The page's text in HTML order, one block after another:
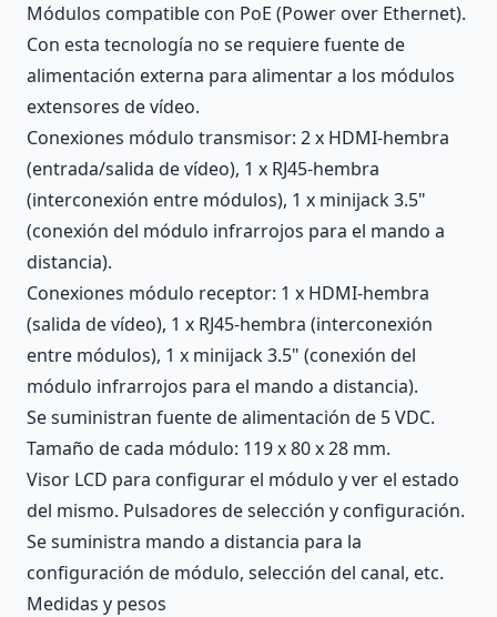
Módulos compatible con PoE (Power over Ethernet).
Con esta tecnología no se requiere fuente de
alimentación externa para alimentar a los módulos
extensores de vídeo.
Conexiones módulo transmisor: 2 x HDMI-hembra
(entrada/salida de vídeo), 1 x RJ45-hembra
(interconexión entre módulos), 1 x minijack 3.5"
(conexión del módulo infrarrojos para el mando a
distancia).
Conexiones módulo receptor: 1 x HDMI-hembra
(salida de vídeo), 1 x RJ45-hembra (interconexión
entre módulos), 1 x minijack 3.5" (conexión del
módulo infrarrojos para el mando a distancia).
Se suministran fuente de alimentación de 5 VDC.
Tamaño de cada módulo: 119 x 80 x 28 mm.
Visor LCD para configurar el módulo y ver el estado
del mismo. Pulsadores de selección y configuración.
Se suministra mando a distancia para la
configuración de módulo, selección del canal, etc.
Medidas y pesos